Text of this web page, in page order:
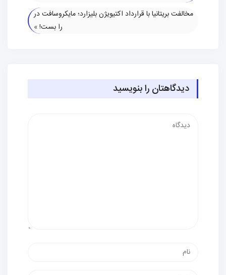
مخالفت بریتانیا با قرارداد اکتیویژن بلیزارد؛ مایکروسافت در
را بست!»
دیدگاهتان را بنویسید